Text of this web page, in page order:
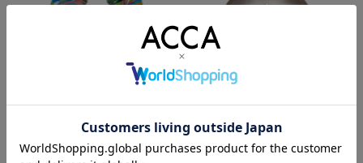
プールシュシュ
¥9,900(税込)
ニューコラーナ クリップ Aサイズ
¥22,000(税込)